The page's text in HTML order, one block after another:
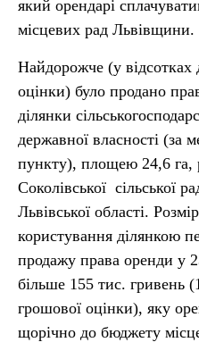
який орендарі
місцевих рад Львівщини.
Найдорожче (у відсотках
оцінки) було продано
ділянки
державної власності (за
пункту), площею 24,6 га,
Соколівської сільської
Львівської області.
користування ділянкою
продажу права оренди у
більше 155 тис. гривень
грошової оцінки), яку
щорічно до бюджету